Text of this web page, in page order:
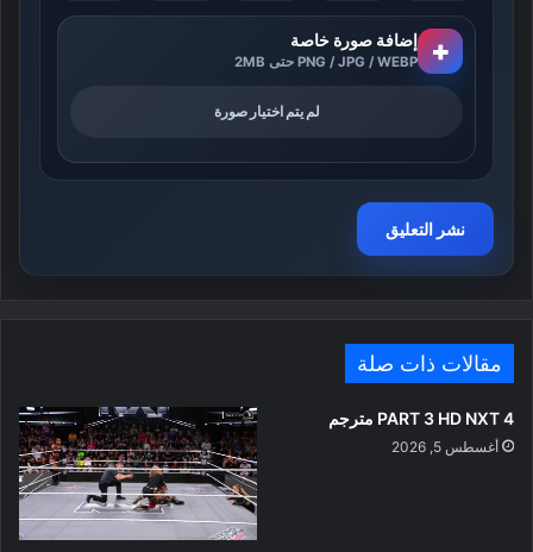
+ إضافة صورة خاصة
PNG / JPG / WEBP حتى 2MB
لم يتم اختيار صورة
مقالات ذات صلة
PART 3 HD NXT 4 مترجم
أغسطس 5, 2026